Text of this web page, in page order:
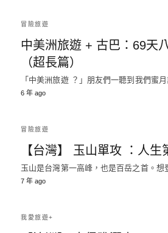
冒險旅遊
中美洲旅遊 + 古巴：69天
（超長篇）
「中美洲旅遊 ？」朋友們一聽到我們蜜
6 年 ago
冒險旅遊
【台灣】 玉山單攻 ：人
玉山是台灣第一高峰，也是百岳之首。想
7 年 ago
我愛旅遊+